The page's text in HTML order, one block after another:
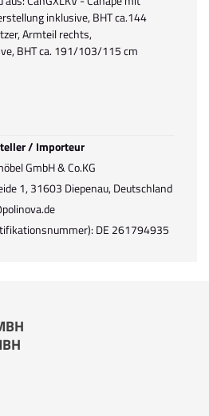
inklusive, BHT ca.144
Armteil rechts,
BHT ca. 191/103/115 cm
/ Importeur
GmbH & Co.KG
1, 31603 Diepenau, Deutschland
DE 261794935